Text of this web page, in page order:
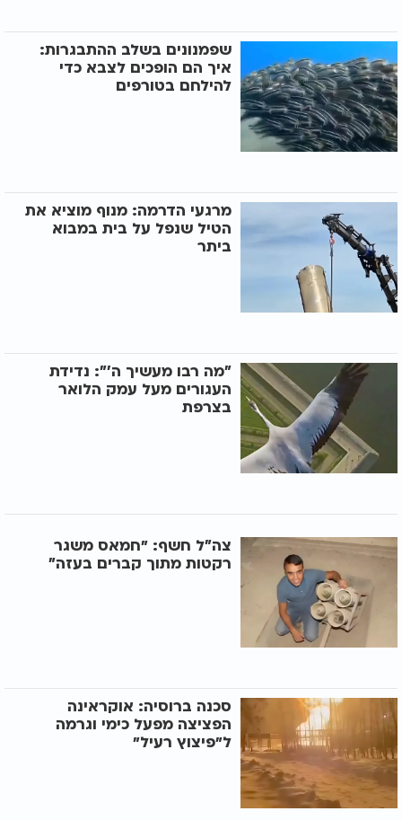
שפמנונים בשלב ההתבגרות:
איך הם הופכים לצבא כדי
להילחם בטורפים
מרגעי הדרמה: מנוף מוציא את
הטיל שנפל על בית במבוא
ביתר
״מה רבו מעשיך ה׳״: נדידת
העגורים מעל עמק הלואר
בצרפת
צה״ל חשף: "חמאס משגר
רקטות מתוך קברים בעזה״
סכנה ברוסיה: אוקראינה
הפציצה מפעל כימי וגרמה
ל"פיצוץ רעיל"